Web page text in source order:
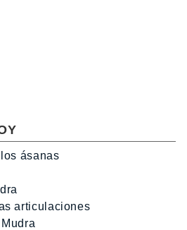
ásanas
articulaciones